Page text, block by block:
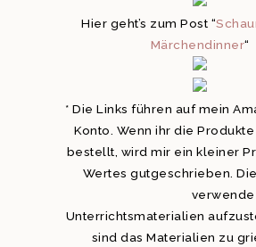
Hier geht’s zum Post “
Märchendinner“
* Die Links führen auf mein
Konto. Wenn ihr die
bestellt, wird mir ein kleiner
Wertes gutgeschrieben.
verwende
Unterrichtsmaterialien
sind das Materialien zu